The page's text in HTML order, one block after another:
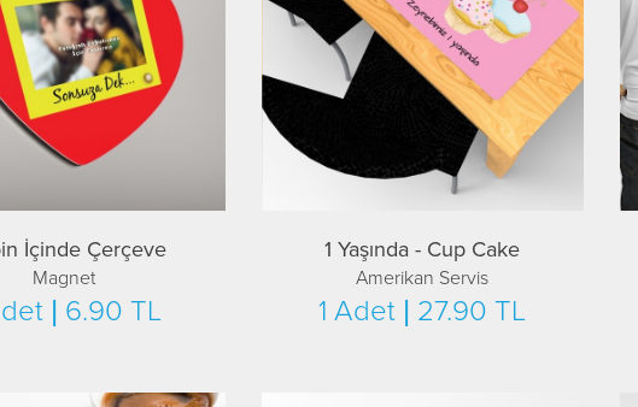
İçinde Çerçeve
Magnet
| 6.90 TL
1 Yaşında - Cup Cake
Amerikan Servis
1 Adet | 27.90 TL